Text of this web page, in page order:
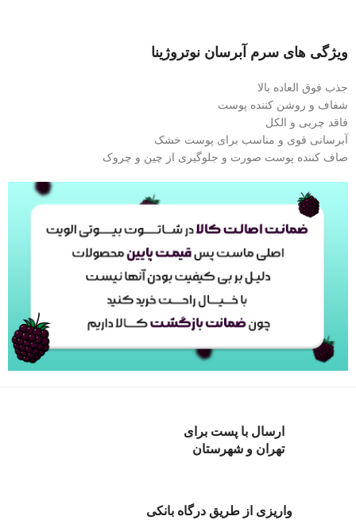
ویژگی های سرم آبرسان نوتروژینا
جذب فوق العاده بالا
شفاف و روشن کننده پوست
فاقد چربی و الکل
آبرسانی قوی و مناسب برای پوست خشک
صاف کننده پوست صورت و جلوگیری از چین و چروک
ارسال با پست برای
تهران و شهرستان
واریزی از طریق درگاه بانکی